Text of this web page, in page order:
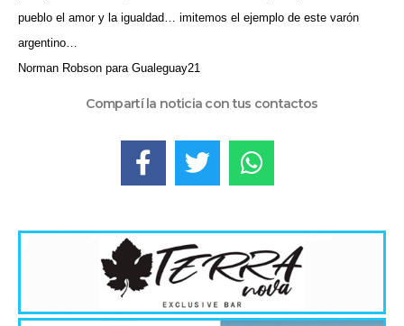
pueblo el amor y la igualdad… imitemos el ejemplo de este varón
argentino…
Norman Robson para Gualeguay21
Compartí la noticia con tus contactos